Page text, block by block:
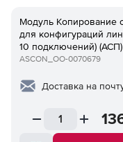
Модуль Копирование
для конфигураций
10 подключений) (АСП)
ASCON_ОО-0070679
Доставка на